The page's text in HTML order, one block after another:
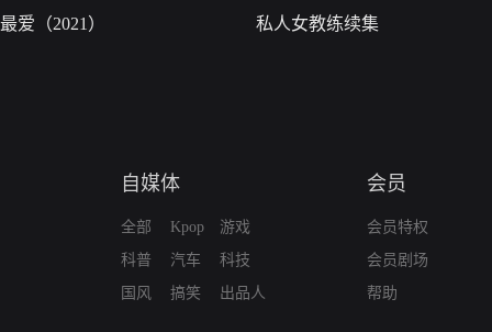
最爱（2021） 私人女教练续集
自媒体
全部
科普
国风
Kpop
汽车
搞笑
游戏
科技
出品人
会员
会员特权
会员剧场
帮助